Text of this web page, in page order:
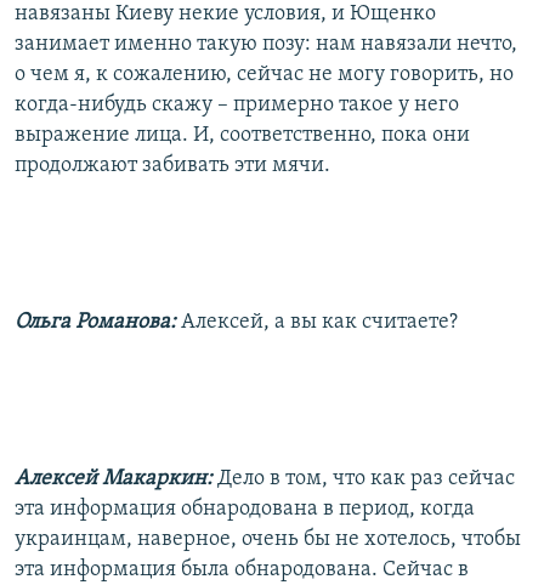
навязаны Киеву некие условия, и Ющенко
занимает именно такую позу: нам навязали нечто,
о чем я, к сожалению, сейчас не могу говорить, но
когда-нибудь скажу – примерно такое у него
выражение лица. И, соответственно, пока они
продолжают забивать эти мячи.
Ольга Романова: Алексей, а вы как считаете?
Алексей Макаркин: Дело в том, что как раз сейчас
эта информация обнародована в период, когда
украинцам, наверное, очень бы не хотелось, чтобы
эта информация была обнародована. Сейчас в